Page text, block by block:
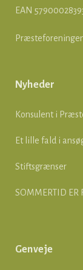
EAN
Nyheder
Konsulent i
Et lille fald i
Stiftsgrænser
SOMMERTID ER
Genveje